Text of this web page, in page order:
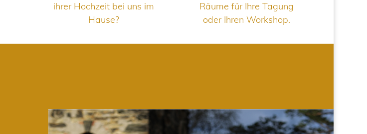
ihrer Hochzeit bei uns im
Hause?
Räume für Ihre Tagung
oder Ihren Workshop.